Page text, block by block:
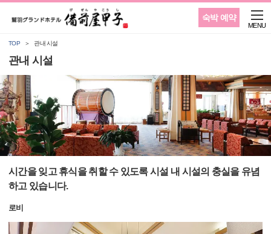
숙박 예약
MENU
TOP 관내 시설
관내 시설
시간을 잊고 휴식을 취할 수 있도록 시설 내 시설의 충실을 유념
하고 있습니다.
로비